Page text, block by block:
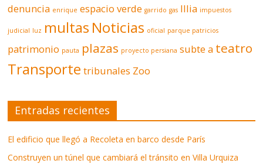
denuncia enrique espacio verde garrido gas Illia impuestos
judicial luz multas Noticias oficial parque patricios
patrimonio pauta plazas proyecto persiana subte a teatro
Transporte tribunales Zoo
Entradas recientes
El edificio que llegó a Recoleta en barco desde París
Construyen un túnel que cambiará el tránsito en Villa Urquiza